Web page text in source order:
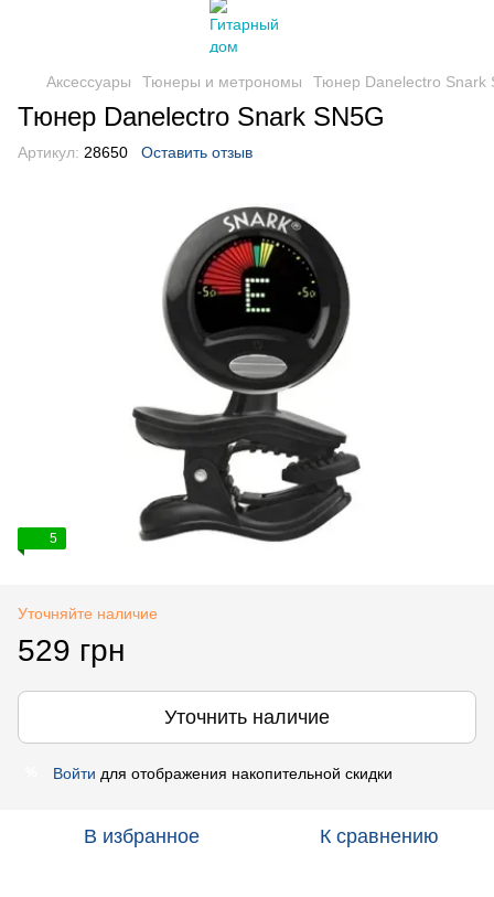
Аксессуары Тюнеры и метрономы Тюнер Danelectro Snark
Тюнер Danelectro Snark SN5G
Артикул: 28650 Оставить отзыв
5
Уточняйте наличие
529 грн
Уточнить наличие
Войти для отображения накопительной скидки
В избранное К сравнению